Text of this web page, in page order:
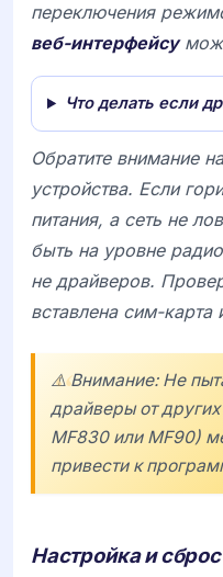
переключения
веб-интерфейсу
Что делать если
Обратите внимание
устройства. Если
питания, а сеть не
быть на уровне
не драйверов.
вставлена сим-карта
⚠️ Внимание: Не
драйверы от
MF830 или MF90)
привести к
Настройка и